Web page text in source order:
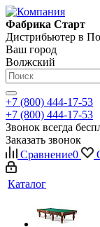
Фабрика Старт
Дистрибьютер в
Ваш город
Волжский
+7 (800) 444-17-53
+7 (800) 444-17-53
Звонок всегда
Заказать звонок
Сравнение0
Каталог